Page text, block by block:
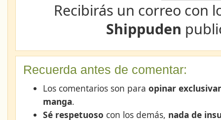
Recibirás un correo con
Shippuden
Recuerda antes de comentar:
Los comentarios son para opinar
manga.
Sé respetuoso con los demás, nada de